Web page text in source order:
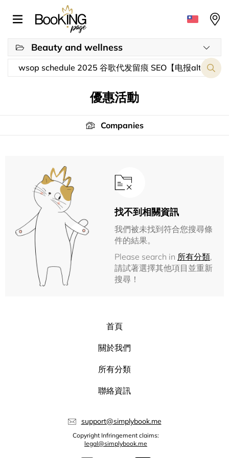
Beauty and wellness
優惠活動
Companies
找不到相關資訊
我們被未找到符合您搜尋條
件的結果。
Please search in 所有分類,
請試著選擇其他項目並重新
搜尋！
首頁
關於我們
所有分類
聯絡資訊
support@simplybook.me
Copyright Infringement claims:
legal@simplybook.me